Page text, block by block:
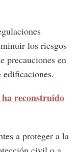
los riesgos
precauciones en
reconstruido
a proteger a la